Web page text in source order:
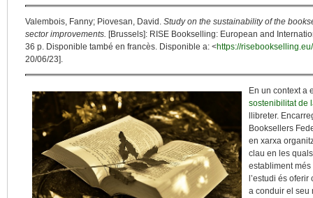
Valembois, Fanny; Piovesan, David. Study on the sustainability of the
sector improvements. [Brussels]: RISE Bookselling: European and
36 p. Disponible també en francès. Disponible a: <https://
20/06/23].
En un context a
sostenibilitat de
llibreter.
Booksellers
en xarxa
clau en les
establiment
l’estudi és
a conduir el seu